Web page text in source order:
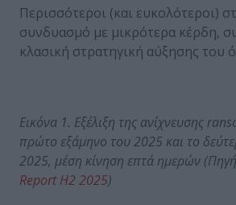
Περισσότεροι (και ευκολότεροι)
συνδυασμό με μικρότερα κέρδη,
κλασική στρατηγική αύξησης του
Εικόνα 1. Εξέλιξη της ανίχνευσης
πρώτο εξάμηνο του 2025 και το
2025, μέση κίνηση επτά ημερών
Report H2 2025)